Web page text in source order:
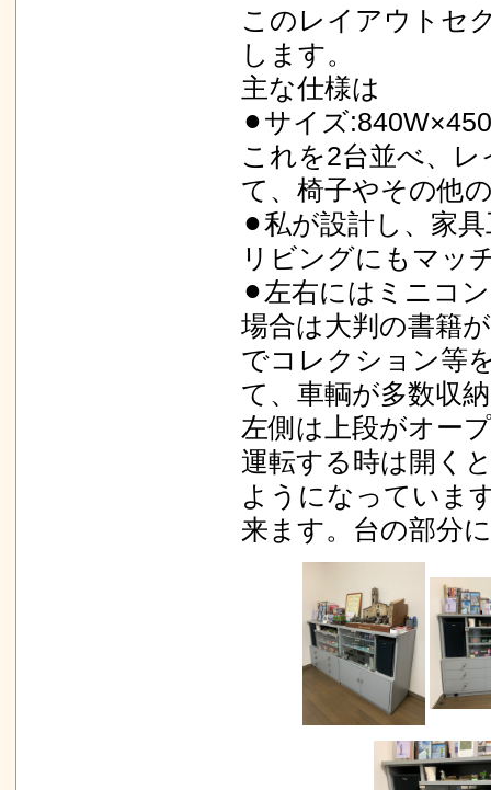
このレイアウトセ
します。
主な仕様は
⚫︎サイズ
これを2台並べ、
て、椅子やその他
⚫︎私が設計し、家
リビングにもマッ
⚫︎左右にはミニコ
場合は大判の書籍
でコレクション等
て、車輌が多数収
左側は上段がオー
運転する時は開く
ようになっていま
来ます。台の部分